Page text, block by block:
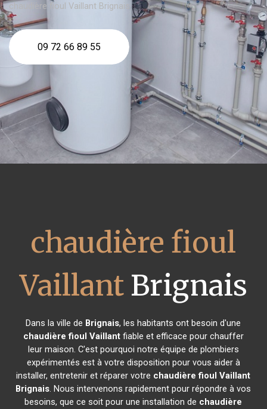
chaudière fioul Vaillant Brignais
09 72 66 89 55
chaudière fioul
VaillantBrignais
Dans la ville de Brignais, les habitants ont besoin d'une
chaudière fioul Vaillantfiable et efficace pour chauffer
leur maison. C'est pourquoi notre équipe de plombiers
expérimentés est à votre disposition pour vous aider à
installer, entretenir et réparer votre chaudière fioul Vaillant
Brignais. Nous intervenons rapidement pour répondre à vos
besoins, que ce soit pour une installation de chaudière